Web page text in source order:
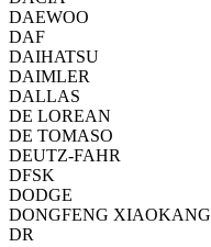
DAEWOO
DAF
DAIHATSU
DAIMLER
DALLAS
DE LOREAN
DE TOMASO
DEUTZ-FAHR
DFSK
DODGE
DONGFENG XIAOKANG
DR